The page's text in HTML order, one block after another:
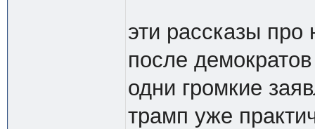
эти рассказы про
после
одни громкие
трамп уже